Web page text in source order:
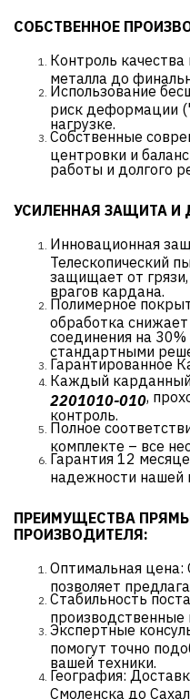
СОБСТВЕННОЕ
Контроль
металла до
Использование
риск деформации
нагрузке.
Собственные
центровки и
работы и долгого
УСИЛЕННАЯ ЗАЩИТА И
Инновационная
Телескопический
защищает от грязи,
врагов кардана.
Полимерное
обработка снижает
соединения на
стандартными
Гарантированное
Каждый карданный
2201010-010,
контроль.
Полное
комплекте – все
Гарантия 12
надежности нашей
ПРЕИМУЩЕСТВА
ПРОИЗВОДИТЕЛЯ:
Оптимальная цена:
позволяет
Стабильность
производственные
Экспертные
помогут точно
вашей техники.
География:
Смоленска до